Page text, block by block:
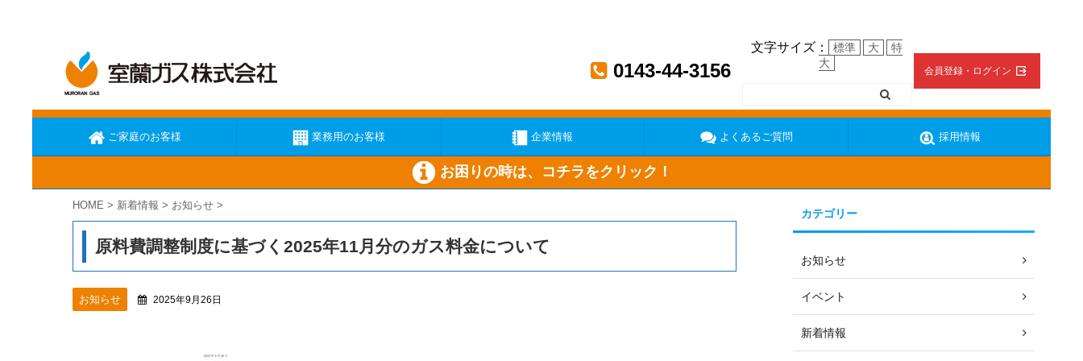
0143-44-3156
文字サイズ： 標準 大
特
大
会員登録・ログイン
ご家庭のお客様 業務用のお客様 企業情報 よくあるご質問 採用情報
お困りの時は、コチラをクリック！
ガス臭いと思ったら ガスが出ない ガス機器が壊れた
HOME > 新着情報 > お知らせ >
原料費調整制度に基づく2025年11月分のガス料金について
お知らせ 2025年9月26日
カテゴリー
お知らせ
イベント
新着情報